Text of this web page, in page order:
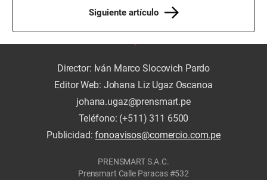
Siguiente artículo
Director: Iván Marco Slocovich Pardo
Editor Web: Johana Liz Ugaz Oscanoa
johana.ugaz@prensmart.pe
Teléfono: (+511) 311 6500
Publicidad:fonoavisos@comercio.com.pe
PRENSMART S.A.C.
Prensmart Calle Paracas #532